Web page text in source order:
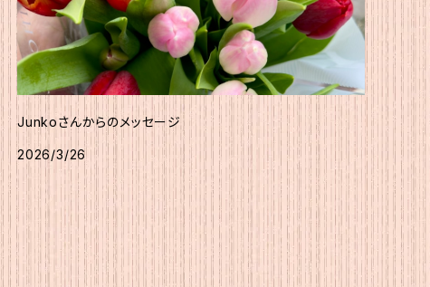
Junkoさんからのメッセージ
2026/3/26